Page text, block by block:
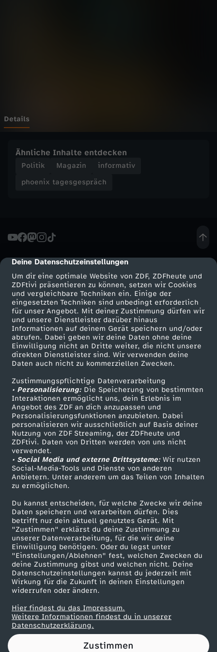
cmp-dialog-description
Deine Datenschutzeinstellungen
Um dir eine optimale Website von ZDF, ZDFheute und
ZDFtivi präsentieren zu können, setzen wir Cookies
und vergleichbare Techniken ein. Einige der
eingesetzten Techniken sind unbedingt erforderlich
für unser Angebot. Mit deiner Zustimmung dürfen wir
und unsere Dienstleister darüber hinaus
Informationen auf deinem Gerät speichern und/oder
abrufen. Dabei geben wir deine Daten ohne deine
Einwilligung nicht an Dritte weiter, die nicht unsere
direkten Dienstleister sind. Wir verwenden deine
Daten auch nicht zu kommerziellen Zwecken.
Zustimmungspflichtige Datenverarbeitung
• Personalisierung:Die Speicherung von bestimmten
Interaktionen ermöglicht uns, dein Erlebnis im
Angebot des ZDF an dich anzupassen und
Personalisierungsfunktionen anzubieten. Dabei
personalisieren wir ausschließlich auf Basis deiner
Nutzung von ZDF Streaming, der ZDFheute und
ZDFtivi. Daten von Dritten werden von uns nicht
verwendet.
• Social Media und externe Drittsysteme:Wir nutzen
Social-Media-Tools und Dienste von anderen
Anbietern. Unter anderem um das Teilen von Inhalten
zu ermöglichen.
Du kannst entscheiden, für welche Zwecke wir deine
Daten speichern und verarbeiten dürfen. Dies
betrifft nur dein aktuell genutztes Gerät. Mit
"Zustimmen" erklärst du deine Zustimmung zu
unserer Datenverarbeitung, für die wir deine
Einwilligung benötigen. Oder du legst unter
"Einstellungen/Ablehnen" fest, welchen Zwecken du
deine Zustimmung gibst und welchen nicht. Deine
Datenschutzeinstellungen kannst du jederzeit mit
Wirkung für die Zukunft in deinen Einstellungen
widerrufen oder ändern.
Hier findest du das Impressum.
Weitere Informationen findest du in unserer
Datenschutzerklärung.
Zustimmen
g
s
ä
c
h
-
b
u
n
d
e
s
t
a
g
s
g
e
s
p
Details
Ähnliche Inhalte entdecken
Politik Magazin
informativ
phoenix tagesgespräch
Mehr ZDF
ZDF-Apps
Smart TV
ZDFtext
Livestreams
Sendungen A-Z
TV-Programm
Service
ZDFmitreden
Kontakt zum ZDF
Tickets
Zuschauerservice
Hilfe
ZDF Unternehmen
Karriere
ZDF goes Schule
Werbefernsehen
Mainzelmännchen
Partner